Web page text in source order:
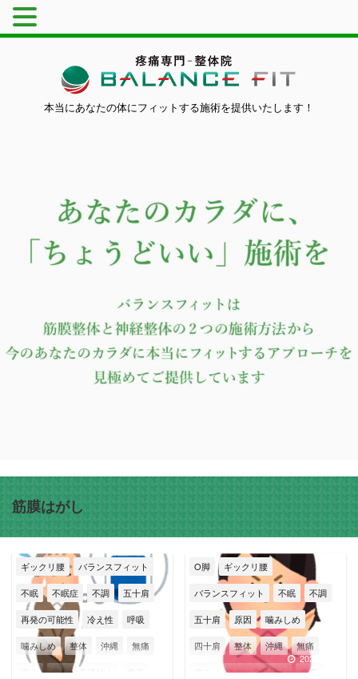
本当にあなたの体にフィットする施術を提供いたします！
筋膜はがし
ギックリ腰 バランスフィット
不眠 不眠症 不調 五十肩
再発の可能性 冷え性 呼吸
噛みしめ 整体 沖縄 無痛
痛みに直接効く
O脚 ギックリ腰
バランスフィット 不眠 不調
五十肩 原因 噛みしめ
四十肩 整体 沖縄 無痛
痛みに直接効く 癒着
2026/7/22